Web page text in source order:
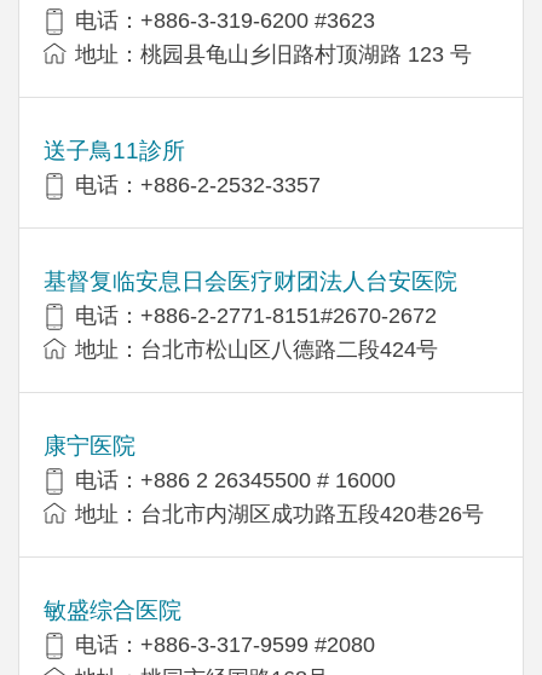
电话：+886-3-319-6200 #3623
地址：桃园县龟山乡旧路村顶湖路 123 号
送子鳥11診所
电话：+886-2-2532-3357
基督复临安息日会医疗财团法人台安医院
电话：+886-2-2771-8151#2670-2672
地址：台北市松山区八德路二段424号
康宁医院
电话：+886 2 26345500 # 16000
地址：台北市内湖区成功路五段420巷26号
敏盛综合医院
电话：+886-3-317-9599 #2080